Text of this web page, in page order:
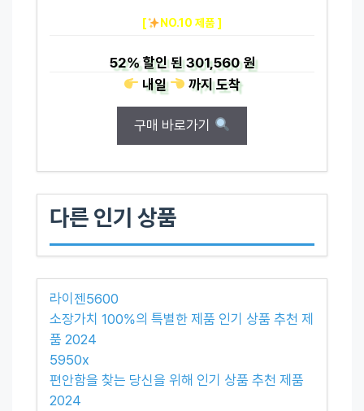
[ NO.10 제품 ]
52%할인 된301,560 원
내일
까지도착
구매 바로가기
다른 인기 상품
라이젠5600
소장가치 100%의 특별한 제품 인기 상품 추천 제
품 2024
5950x
편안함을 찾는 당신을 위해 인기 상품 추천 제품
2024